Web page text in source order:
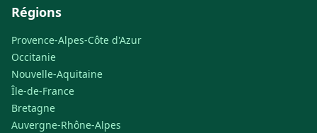
Régions
Provence-Alpes-Côte d'Azur
Occitanie
Nouvelle-Aquitaine
Île-de-France
Bretagne
Auvergne-Rhône-Alpes